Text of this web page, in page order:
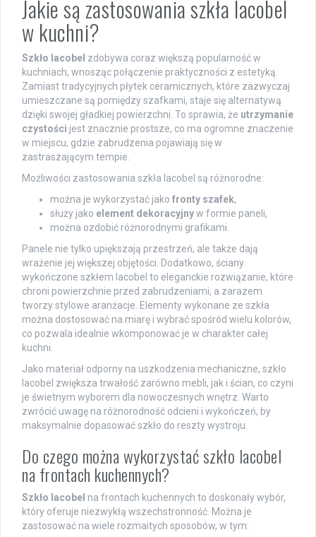
Jakie są zastosowania szkła lacobel
w kuchni?
Szkło lacobel zdobywa coraz większą popularność w
kuchniach, wnosząc połączenie praktyczności z estetyką.
Zamiast tradycyjnych płytek ceramicznych, które zazwyczaj
umieszczane są pomiędzy szafkami, staje się alternatywą
dzięki swojej gładkiej powierzchni. To sprawia, że utrzymanie
czystości jest znacznie prostsze, co ma ogromne znaczenie
w miejscu, gdzie zabrudzenia pojawiają się w
zastraszającym tempie.
Możliwości zastosowania szkła lacobel są różnorodne:
można je wykorzystać jako fronty szafek,
służy jako element dekoracyjnyw formie paneli,
można ozdobić różnorodnymi grafikami.
Panele nie tylko upiększają przestrzeń, ale także dają
wrażenie jej większej objętości. Dodatkowo, ściany
wykończone szkłem lacobel to eleganckie rozwiązanie, które
chroni powierzchnie przed zabrudzeniami, a zarazem
tworzy stylowe aranżacje. Elementy wykonane ze szkła
można dostosować na miarę i wybrać spośród wielu kolorów,
co pozwala idealnie wkomponować je w charakter całej
kuchni.
Jako materiał odporny na uszkodzenia mechaniczne, szkło
lacobel zwiększa trwałość zarówno mebli, jak i ścian, co czyni
je świetnym wyborem dla nowoczesnych wnętrz. Warto
zwrócić uwagę na różnorodność odcieni i wykończeń, by
maksymalnie dopasować szkło do reszty wystroju.
Do czego można wykorzystać szkło lacobel
na frontach kuchennych?
Szkło lacobel na frontach kuchennych to doskonały wybór,
który oferuje niezwykłą wszechstronność. Można je
zastosować na wiele rozmaitych sposobów, w tym: